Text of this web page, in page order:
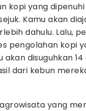
kopi yang
Kamu akan
dahulu. Lalu,
pengolahan kopi
disuguhkan
dari kebun
yang